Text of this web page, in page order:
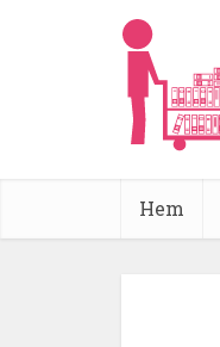
Hem